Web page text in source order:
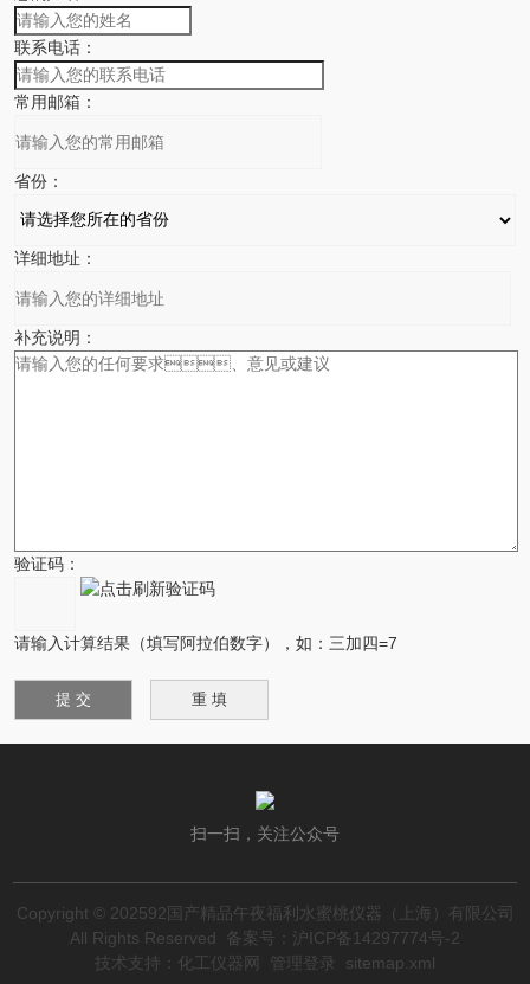
联系电话：
常用邮箱：
省份：
详细地址：
补充说明：
验证码：
请输入计算结果（填写阿拉伯数字），如：三加四=7
扫一扫，关注公众号
Copyright © 202592国产精品午夜福利水蜜桃仪器（上海）有限公司
All Rights Reserved
备案号：沪ICP备14297774号-2
技术支持： 化工仪器网 管理登录 sitemap.xml